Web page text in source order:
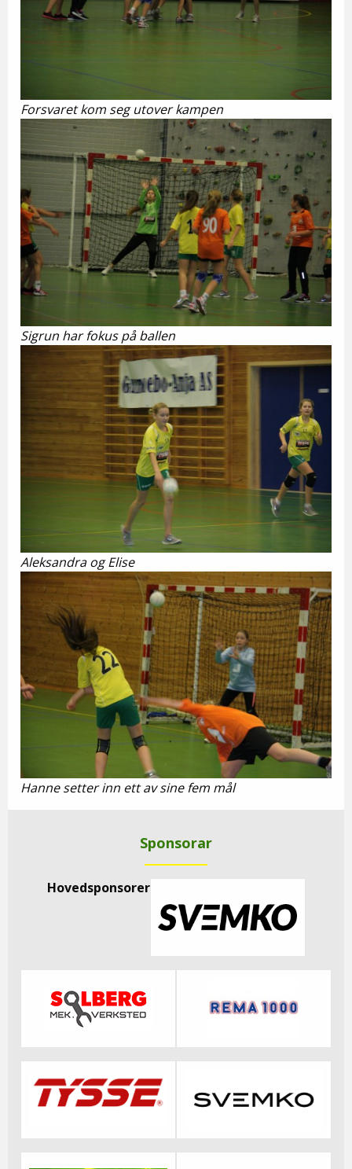
Forsvaret kom seg utover kampen
Sigrun har fokus på ballen
Aleksandra og Elise
Hanne setter inn ett av sine fem mål
Sponsorar
Hovedsponsorer